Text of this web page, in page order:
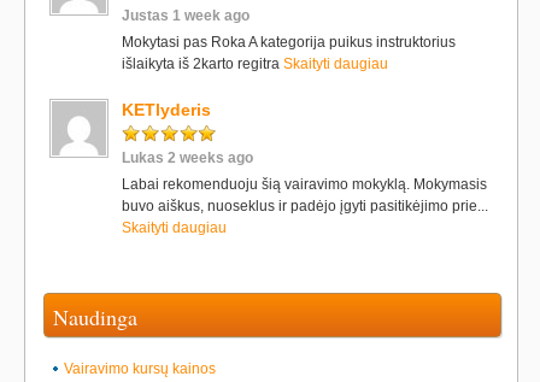
Justas 1 week ago
Mokytasi pas Roka A kategorija puikus instruktorius
išlaikyta iš 2karto regitra Skaityti daugiau
KETlyderis
Lukas 2 weeks ago
Labai rekomenduoju šią vairavimo mokyklą. Mokymasis
buvo aiškus, nuoseklus ir padėjo įgyti pasitikėjimo prie...
Skaityti daugiau
Naudinga
Vairavimo kursų kainos